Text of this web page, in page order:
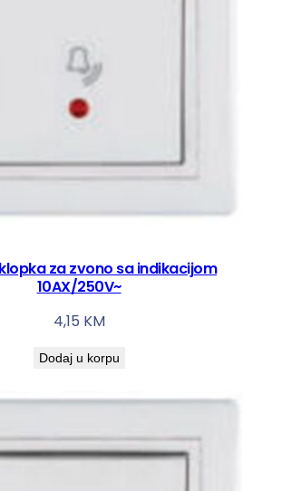
za zvono sa indikacijom
10AX/250V~
4,15 KM
Dodaj u korpu